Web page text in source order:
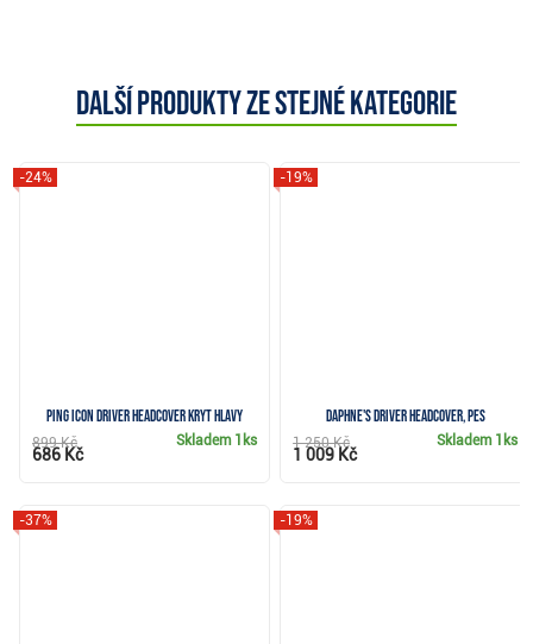
Další produkty ze stejné kategorie
Ping Icon Driver Headcover kryt hlavy
-24%
Skladem 1ks
899 Kč
686 Kč
Daphne's driver headcover, pes
-19%
Skladem 1ks
1 250 Kč
1 009 Kč
-37% -19%